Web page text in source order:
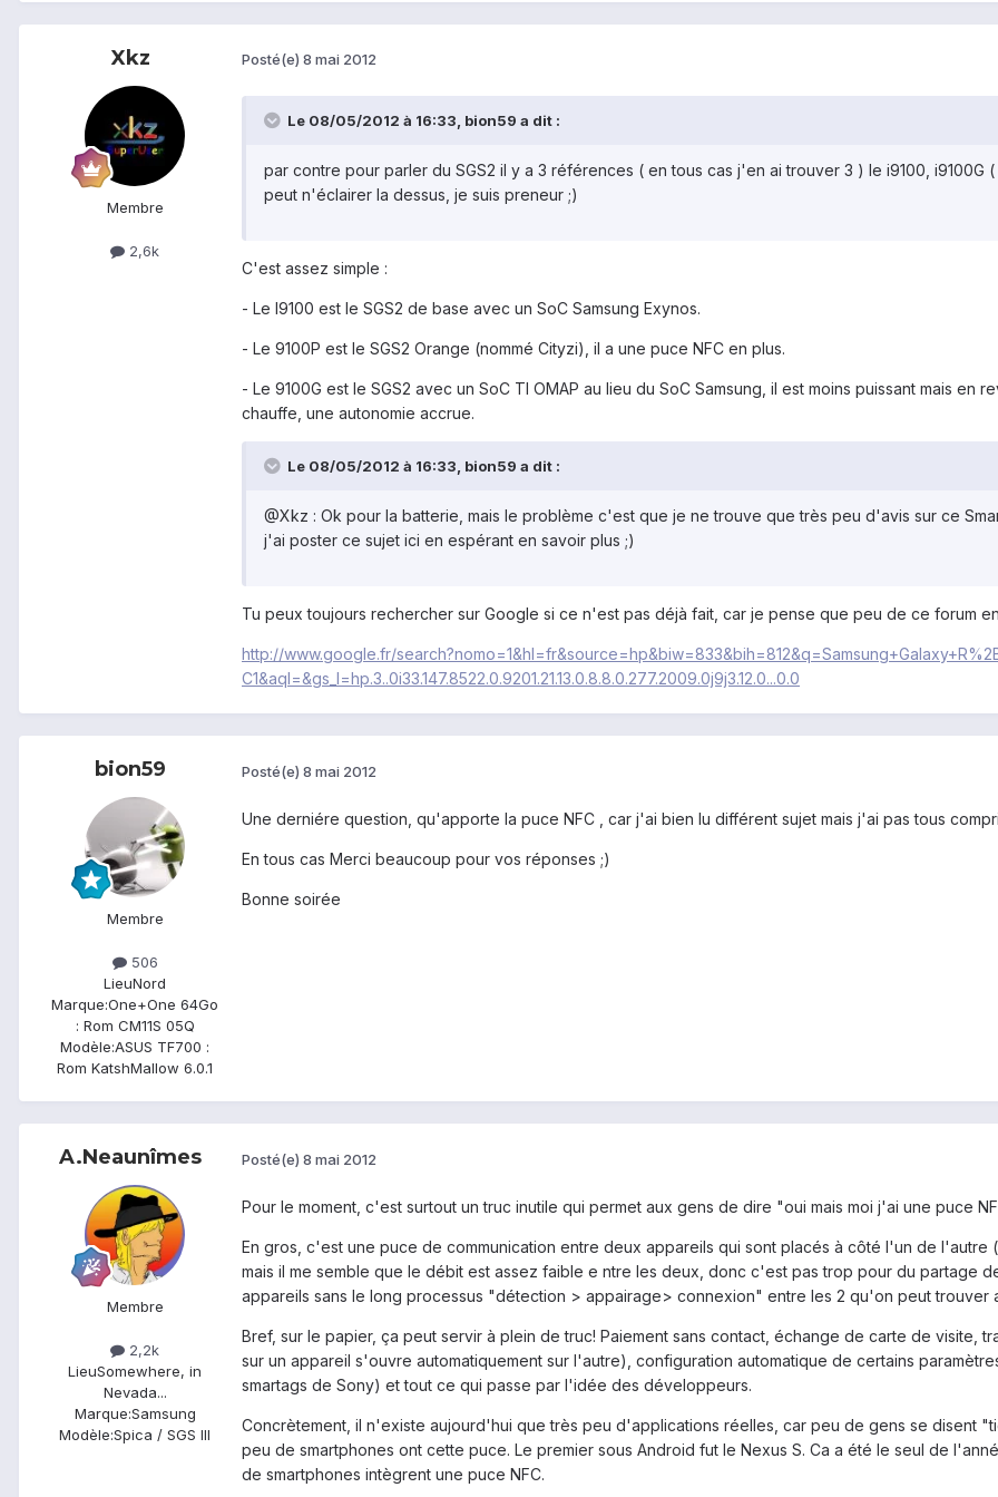
Xkz
Membre
2,6k
Posté(e) 8 mai 2012
Le 08/05/2012 à 16:33, bion59 a dit :
par contre pour parler du SGS2 il y a 3 références ( en tous cas j'en ai trouver 3 ) le i9100, i9100G
peut n'éclairer la dessus, je suis preneur ;)
C'est assez simple :
- Le I9100 est le SGS2 de base avec un SoC Samsung Exynos.
- Le 9100P est le SGS2 Orange (nommé Cityzi), il a une puce NFC en plus.
- Le 9100G est le SGS2 avec un SoC TI OMAP au lieu du SoC Samsung, il est moins puissant mais
chauffe, une autonomie accrue.
Le 08/05/2012 à 16:33, bion59 a dit :
@Xkz : Ok pour la batterie, mais le problème c'est que je ne trouve que très peu d'avis sur ce
j'ai poster ce sujet ici en espérant en savoir plus ;)
Tu peux toujours rechercher sur Google si ce n'est pas déjà fait, car je pense que peu de ce forum
http://www.google.fr/
C1&aql=&gs_l=hp.3..0i33.147.8522.0.9201.21.13.0.8.8.0.277.2009.0j9j3.12.0...0.0
bion59
Membre
506
LieuNord
Marque:One+One 64Go
: Rom CM11S 05Q
Modèle:ASUS TF700 :
Rom KatshMallow 6.0.1
Posté(e) 8 mai 2012
Une derniére question, qu'apporte la puce NFC , car j'ai bien lu différent sujet mais j'ai pas tous
En tous cas Merci beaucoup pour vos réponses ;)
Bonne soirée
A.Neaunîmes
Membre
2,2k
LieuSomewhere, in
Nevada...
Marque:Samsung
Modèle:Spica / SGS III
Posté(e) 8 mai 2012
Pour le moment, c'est surtout un truc inutile qui permet aux gens de dire "oui mais moi j'ai une puce
En gros, c'est une puce de communication entre deux appareils qui sont placés à côté l'un de l'autre (
mais il me semble que le débit est assez faible e ntre les deux, donc c'est pas trop pour du partage
appareils sans le long processus "détection > appairage> connexion" entre les 2 qu'on peut trouver
Bref, sur le papier, ça peut servir à plein de truc! Paiement sans contact, échange de carte de visite,
sur un appareil s'ouvre automatiquement sur l'autre), configuration automatique de certains
smartags de Sony) et tout ce qui passe par l'idée des développeurs.
Concrètement, il n'existe aujourd'hui que très peu d'applications réelles, car peu de gens se disent
peu de smartphones ont cette puce. Le premier sous Android fut le Nexus S. Ca a été le seul de
de smartphones intègrent une puce NFC.